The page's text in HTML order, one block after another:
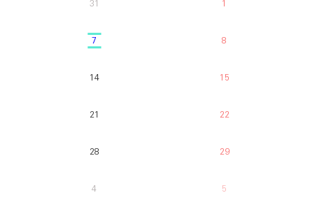
31 1
7 8
14 15
21 22
28 29
4 5